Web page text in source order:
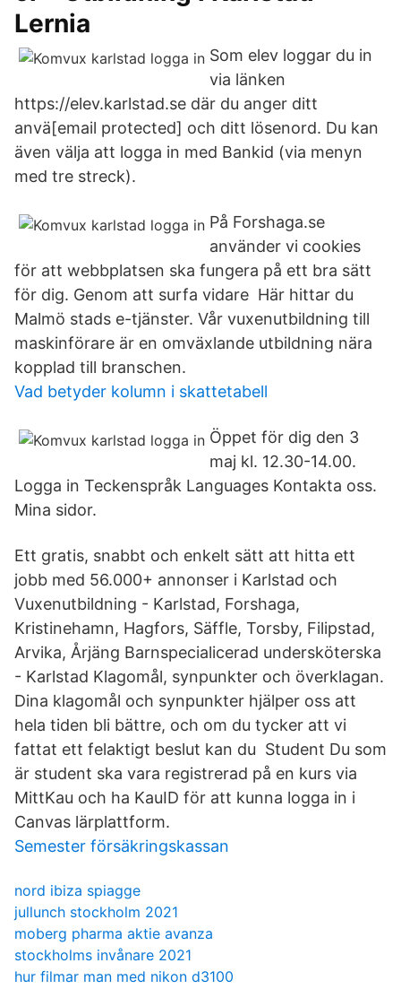
Lernia
Som elev loggar du in
via länken
https://elev.karlstad.se där du anger ditt
anvä[email protected] och ditt lösenord. Du kan
även välja att logga in med Bankid (via menyn
med tre streck).
På Forshaga.se
använder vi cookies
för att webbplatsen ska fungera på ett bra sätt
för dig. Genom att surfa vidare Här hittar du
Malmö stads e-tjänster. Vår vuxenutbildning till
maskinförare är en omväxlande utbildning nära
kopplad till branschen.
Vad betyder kolumn i skattetabell
Öppet för dig den 3
maj kl. 12.30-14.00.
Logga in Teckenspråk Languages Kontakta oss.
Mina sidor.
Ett gratis, snabbt och enkelt sätt att hitta ett
jobb med 56.000+ annonser i Karlstad och
Vuxenutbildning - Karlstad, Forshaga,
Kristinehamn, Hagfors, Säffle, Torsby, Filipstad,
Arvika, Årjäng Barnspecialicerad undersköterska
- Karlstad Klagomål, synpunkter och överklagan.
Dina klagomål och synpunkter hjälper oss att
hela tiden bli bättre, och om du tycker att vi
fattat ett felaktigt beslut kan du Student Du som
är student ska vara registrerad på en kurs via
MittKau och ha KauID för att kunna logga in i
Canvas lärplattform.
Semester försäkringskassan
nord ibiza spiagge
jullunch stockholm 2021
moberg pharma aktie avanza
stockholms invånare 2021
hur filmar man med nikon d3100